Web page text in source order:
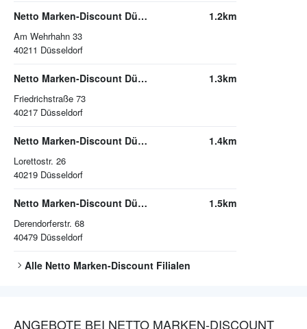
Netto Marken-Discount Düsseldorf
Am Wehrhahn 33
40211 Düsseldorf
1.2km
Netto Marken-Discount Düsseldorf
Friedrichstraße 73
40217 Düsseldorf
1.3km
Netto Marken-Discount Düsseldorf
Lorettostr. 26
40219 Düsseldorf
1.4km
Netto Marken-Discount Düsseldorf
Derendorferstr. 68
40479 Düsseldorf
1.5km
Alle Netto Marken-Discount Filialen
ANGEBOTE BEI NETTO MARKEN-DISCOUNT